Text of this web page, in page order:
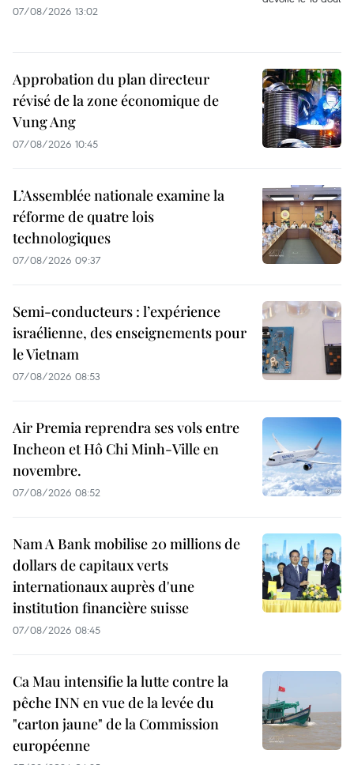
07/08/2026 13:02
Approbation du plan directeur
révisé de la zone économique de
Vung Ang
07/08/2026 10:45
L’Assemblée nationale examine la
réforme de quatre lois
technologiques
07/08/2026 09:37
Semi-conducteurs : l’expérience
israélienne, des enseignements pour
le Vietnam
07/08/2026 08:53
Air Premia reprendra ses vols entre
Incheon et Hô Chi Minh-Ville en
novembre.
07/08/2026 08:52
Nam A Bank mobilise 20 millions de
dollars de capitaux verts
internationaux auprès d'une
institution financière suisse
07/08/2026 08:45
Ca Mau intensifie la lutte contre la
pêche INN en vue de la levée du
"carton jaune" de la Commission
européenne